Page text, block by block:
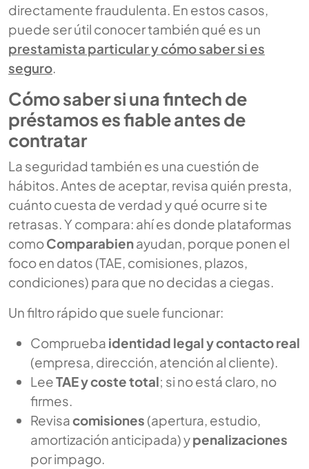
directamente fraudulenta. En estos casos,
puede ser útil conocer también qué es un
prestamista particular y cómo saber si es
seguro.
Cómo saber si una fintech de
préstamos es fiable antes de
contratar
La seguridad también es una cuestión de
hábitos. Antes de aceptar, revisa quién presta,
cuánto cuesta de verdad y qué ocurre si te
retrasas. Y compara: ahí es donde plataformas
comoComparabienayudan, porque ponen el
foco en datos (TAE, comisiones, plazos,
condiciones) para que no decidas a ciegas.
Un filtro rápido que suele funcionar:
Comprueba identidad legal y contacto real
(empresa, dirección, atención al cliente).
LeeTAE y coste total; si no está claro, no
firmes.
Revisacomisiones (apertura, estudio,
amortización anticipada) ypenalizaciones
por impago.